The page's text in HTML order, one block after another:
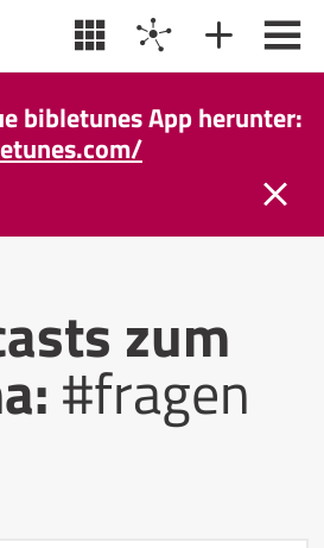
bibletunes App herunter:
zum
#fragen